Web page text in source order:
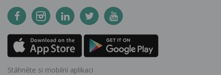
Stáhněte si mobilní aplikaci